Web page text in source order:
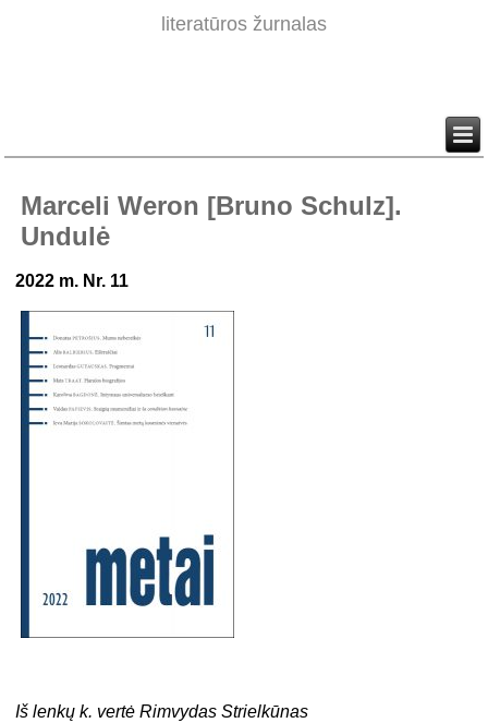
literatūros žurnalas
Marceli Weron [Bruno Schulz].
Undulė
2022 m. Nr. 11
Iš lenkų k. vertė Rimvydas Strielkūnas